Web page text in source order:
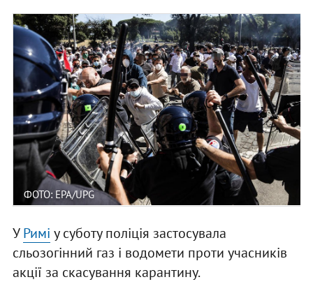
ФОТО: EPA/UPG
УРимі у суботу поліція застосувала
сльозогінний газ і водомети проти учасників
акції за скасування карантину.